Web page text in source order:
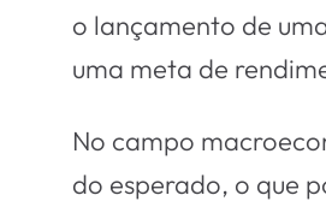
o lançamento de
uma meta de
No campo
do esperado, o que